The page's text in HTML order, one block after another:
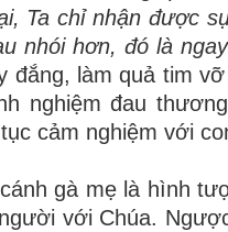
Ta chỉ nhận được
nhói hơn, đó là
đắng, làm quả tim
nghiệm đau
cảm nghiệm với
gà mẹ là hình
với Chúa.